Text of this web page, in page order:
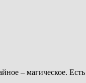
– магическое.